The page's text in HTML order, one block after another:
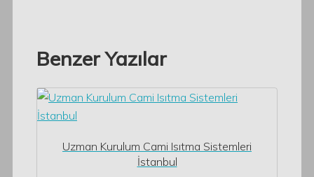
Benzer Yazılar
Uzman Kurulum Cami Isıtma Sistemleri
İstanbul